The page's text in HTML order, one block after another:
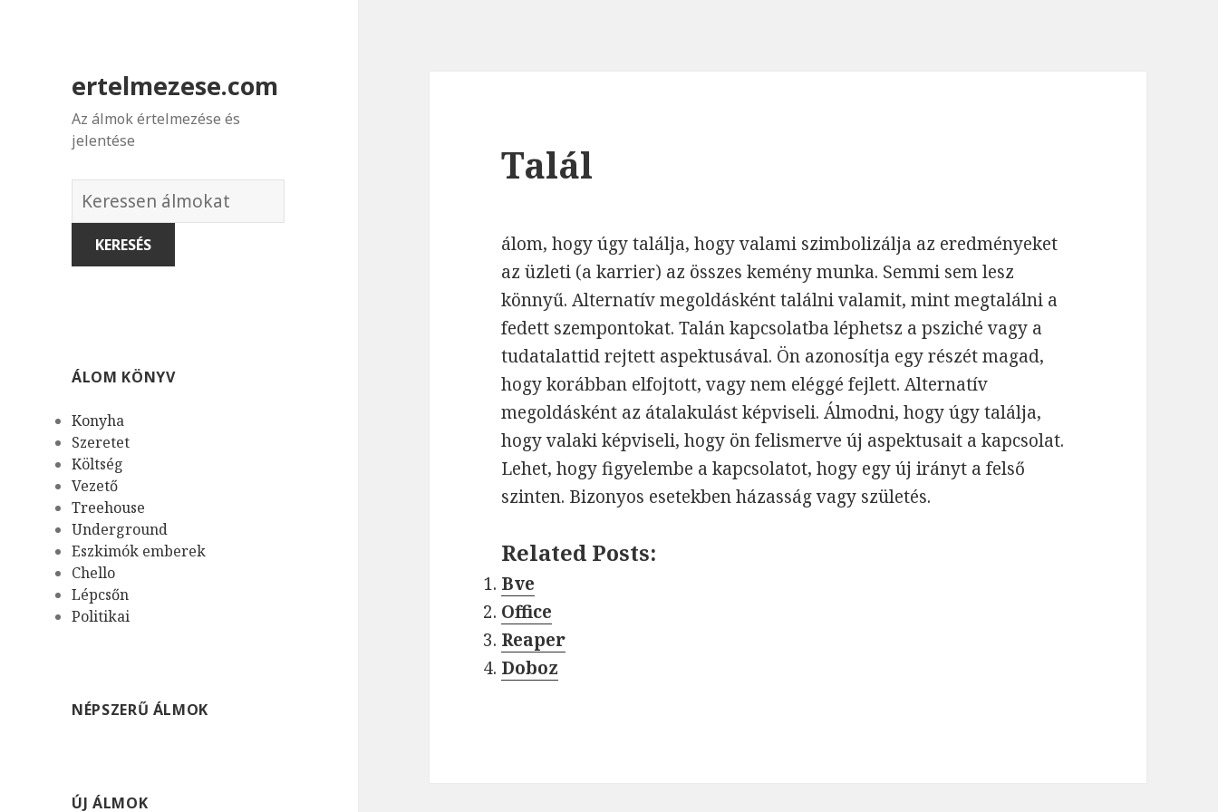
ertelmezese.com
Az álmok értelmezése és
jelentése
Álmok
szótára
ÁLOM KÖNYV
Konyha
Szeretet
Költség
Vezető
Treehouse
Underground
Eszkimók emberek
Chello
Lépcsőn
Politikai
NÉPSZERŰ ÁLMOK
ÚJ ÁLMOK
Talál
álom, hogy úgy találja, hogy valami szimbolizálja az eredményeket
az üzleti (a karrier) az összes kemény munka. Semmi sem lesz
könnyű. Alternatív megoldásként találni valamit, mint megtalálni a
fedett szempontokat. Talán kapcsolatba léphetsz a psziché vagy a
tudatalattid rejtett aspektusával. Ön azonosítja egy részét magad,
hogy korábban elfojtott, vagy nem eléggé fejlett. Alternatív
megoldásként az átalakulást képviseli. Álmodni, hogy úgy találja,
hogy valaki képviseli, hogy ön felismerve új aspektusait a kapcsolat.
Lehet, hogy figyelembe a kapcsolatot, hogy egy új irányt a felső
szinten. Bizonyos esetekben házasság vagy születés.
Related Posts:
Bve
Office
Reaper
Doboz